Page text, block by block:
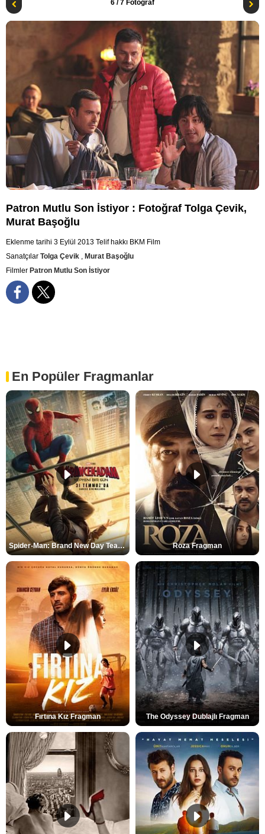
6 / 7 Fotoğraf
Patron Mutlu Son İstiyor : Fotoğraf Tolga Çevik,
Murat Başoğlu
Eklenme tarihi 3 Eylül 2013 Telif hakkı BKM Film
Sanatçılar Tolga Çevik , Murat Başoğlu
Filmler Patron Mutlu Son İstiyor
En Popüler Fragmanlar
Spider-Man: Brand New Day Teaser Roza Fragman
Fırtına Kız Fragman The Odyssey Dublajlı Fragman